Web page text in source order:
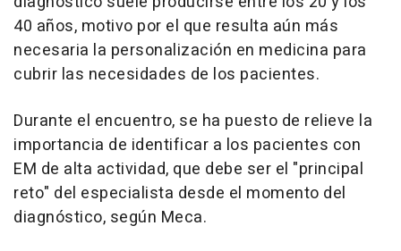
40 años, motivo por el que resulta aún más
necesaria la personalización en medicina para
cubrir las necesidades de los pacientes.
Durante el encuentro, se ha puesto de relieve la
importancia de identificar a los pacientes con
EM de alta actividad, que debe ser el "principal
reto" del especialista desde el momento del
diagnóstico, según Meca.